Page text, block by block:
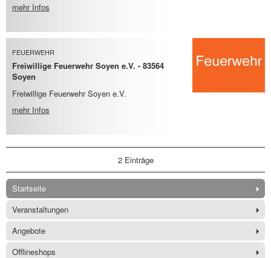
mehr Infos
FEUERWEHR
Freiwillige Feuerwehr Soyen e.V. - 83564
Soyen
Freiwillige Feuerwehr Soyen e.V.
mehr Infos
2 Einträge
Startseite
Veranstaltungen
Angebote
Offlineshops